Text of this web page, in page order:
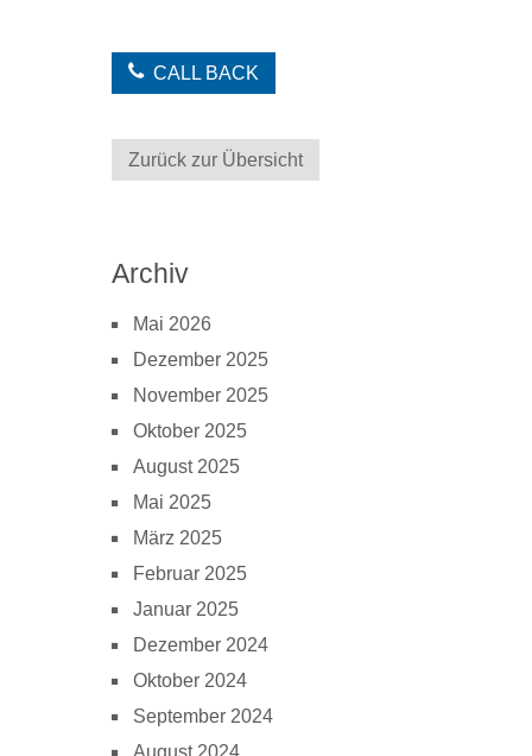
CALL BACK
Zurück zur Übersicht
Archiv
Mai 2026
Dezember 2025
November 2025
Oktober 2025
August 2025
Mai 2025
März 2025
Februar 2025
Januar 2025
Dezember 2024
Oktober 2024
September 2024